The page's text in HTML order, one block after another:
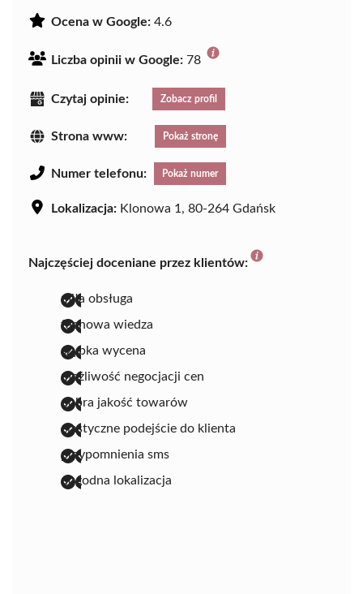
Ocena w Google: 4.6
Liczba opinii w Google: 78
Czytaj opinie: Zobacz profil
Strona www: Pokaż stronę
Numer telefonu: Pokaż numer
Lokalizacja: Klonowa 1, 80-264 Gdańsk
Najczęściej doceniane przez klientów:
miła obsługa
fachowa wiedza
szybka wycena
możliwość negocjacji cen
dobra jakość towarów
elastyczne podejście do klienta
przypomnienia sms
dogodna lokalizacja